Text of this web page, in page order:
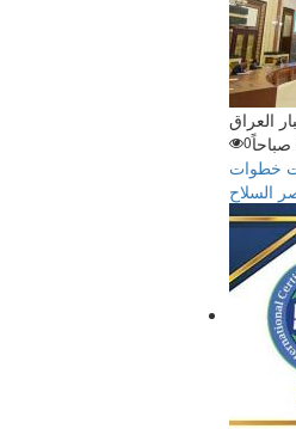
العراق
0
خطوات
السلاح